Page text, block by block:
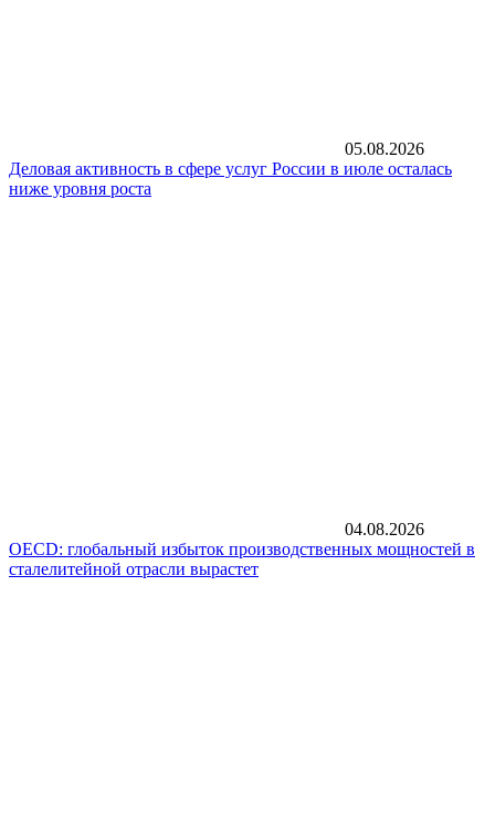
05.08.2026
Деловая активность в сфере услуг России в июле осталась
ниже уровня роста
04.08.2026
OECD: глобальный избыток производственных мощностей в
сталелитейной отрасли вырастет